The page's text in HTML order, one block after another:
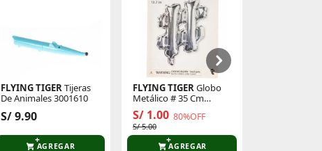
FLYING TIGER Tijeras
De Animales 3001610
S/ 9.90
AGREGAR
FLYING TIGER Globo
Metálico # 35 Cm
P/Cumpleaños 3005873
S/ 1.00 80%OFF
S/ 5.00
AGREGAR